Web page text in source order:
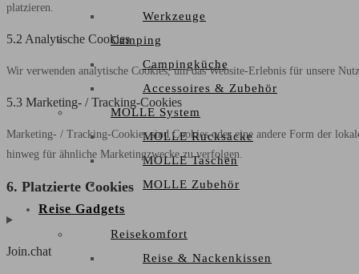
Werkzeuge
Camping
Campingküche
Accessoires & Zubehör
MOLLE System
MOLLE Rucksäcke
MOLLE Taschen
MOLLE Zubehör
Reise Gadgets
Reisekomfort
Reise & Nackenkissen
platzieren.
5.2 Analytische Cookies
Wir verwenden analytische Cookies, um das Website-Erlebnis für unsere
5.3 Marketing- / Tracking-Cookies
Marketing- / Tracking-Cookies sind Cookies oder eine andere Form der
hinweg für ähnliche Marketingzwecke zu verfolgen.
6. Platzierte Cookies
Join.chat